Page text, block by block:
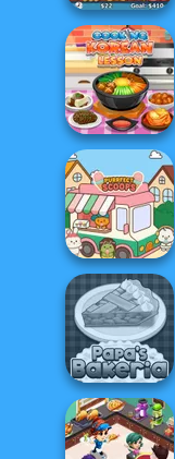
Hot Dog Bush
Cooking Korean
Lesson
Purr-fect Scoops